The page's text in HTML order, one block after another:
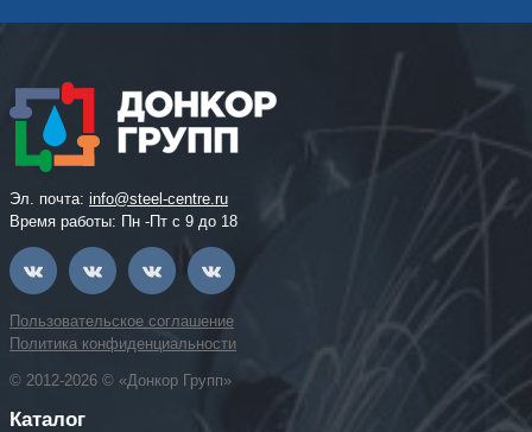
Эл. почта: info@steel-centre.ru
Время работы: Пн -Пт с 9 до 18
Пользовательское соглашение
Политика конфиденциальности
© 2012-2026 © «Донкор Групп»
Каталог